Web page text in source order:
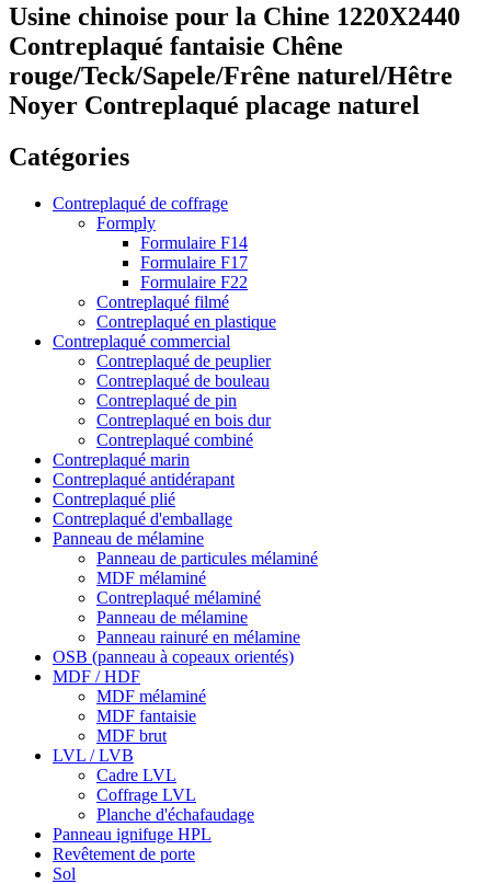
Usine chinoise pour la Chine 1220X2440
Contreplaqué fantaisie Chêne
rouge/Teck/Sapele/Frêne naturel/Hêtre
Noyer Contreplaqué placage naturel
Catégories
Contreplaqué de coffrage
Formply
Formulaire F14
Formulaire F17
Formulaire F22
Contreplaqué filmé
Contreplaqué en plastique
Contreplaqué commercial
Contreplaqué de peuplier
Contreplaqué de bouleau
Contreplaqué de pin
Contreplaqué en bois dur
Contreplaqué combiné
Contreplaqué marin
Contreplaqué antidérapant
Contreplaqué plié
Contreplaqué d'emballage
Panneau de mélamine
Panneau de particules mélaminé
MDF mélaminé
Contreplaqué mélaminé
Panneau de mélamine
Panneau rainuré en mélamine
OSB (panneau à copeaux orientés)
MDF / HDF
MDF mélaminé
MDF fantaisie
MDF brut
LVL / LVB
Cadre LVL
Coffrage LVL
Planche d'échafaudage
Panneau ignifuge HPL
Revêtement de porte
Sol